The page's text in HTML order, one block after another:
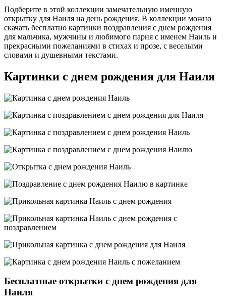
Подберите в этой коллекции замечательную именную
открытку для Наиля на день рождения. В коллекции можно
скачать бесплатно картинки поздравления с днем рождения
для мальчика, мужчины и любимого парня с именем Наиль и
прекрасными пожеланиями в стихах и прозе, с веселыми
словами и душевными текстами.
Картинки с днем рождения для Наиля
Бесплатные открытки с днем рождения для
Наиля